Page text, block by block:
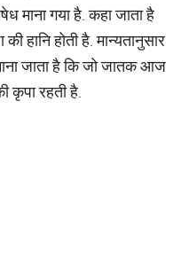
माना गया है. कहा जाता है
हानि होती है. मान्यतानुसार
जाता है कि जो जातक आज
कृपा रहती है.